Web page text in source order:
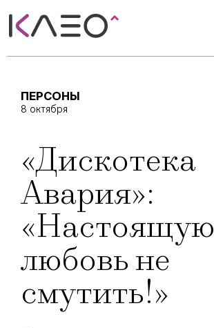
ПЕРСОНЫ
8 октября
«Дискотека
Авария»:
«Настоящую
любовь не
смутить!»